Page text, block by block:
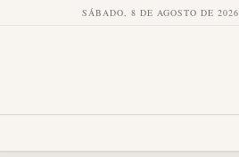
SÁBADO, 8 DE AGOSTO DE 2026